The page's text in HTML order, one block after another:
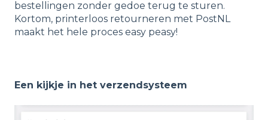
bestellingen zonder gedoe terug te sturen.
Kortom, printerloos retourneren met PostNL
maakt het hele proces easy peasy!
Een kijkje in het verzendsysteem